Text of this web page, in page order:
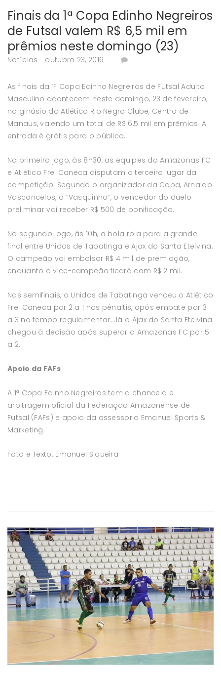
Finais da 1ª Copa Edinho Negreiros
de Futsal valem R$ 6,5 mil em
prêmios neste domingo (23)
Notícias outubro 23, 2016
As finais da 1ª Copa Edinho Negreiros de Futsal Adulto
Masculino acontecem neste domingo, 23 de fevereiro,
no ginásio do Atlético Rio Negro Clube, Centro de
Manaus, valendo um total de R$ 6,5 mil em prêmios. A
entrada é grátis para o público.
No primeiro jogo, às 8h30, as equipes do Amazonas FC
e Atlético Frei Caneca disputam o terceiro lugar da
competição. Segundo o organizador da Copa, Arnaldo
Vasconcelos, o “Vasquinho”, o vencedor do duelo
preliminar vai receber R$ 500 de bonificação.
No segundo jogo, às 10h, a bola rola para a grande
final entre Unidos de Tabatinga e Ajax do Santa Etelvina.
O campeão vai embolsar R$ 4 mil de premiação,
enquanto o vice-campeão ficará com R$ 2 mil.
Nas semifinais, o Unidos de Tabatinga venceu o Atlético
Frei Caneca por 2 a 1 nos pênaltis, após empate por 3
a 3 no tempo regulamentar. Já o Ajax do Santa Etelvina
chegou à decisão após superar o Amazonas FC por 5
a 2.
Apoio da FAFs
A 1ª Copa Edinho Negreiros tem a chancela e
arbitragem oficial da Federação Amazonense de
Futsal (FAFs) e apoio da assessoria Emanuel Sports &
Marketing.
Foto e Texto: Emanuel Siqueira